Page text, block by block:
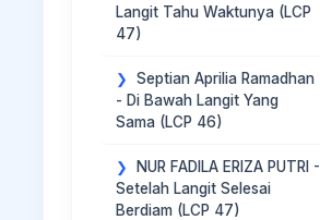
Langit Tahu Waktunya (LCP
47)
Septian Aprilia Ramadhan
- Di Bawah Langit Yang
Sama (LCP 46)
NUR FADILA ERIZA PUTRI -
Setelah Langit Selesai
Berdiam (LCP 47)